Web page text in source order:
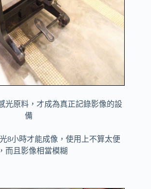
光原料，才成為真正記錄影像的設
備
8小時才能成像，使用上不算太便
而且影像相當模糊